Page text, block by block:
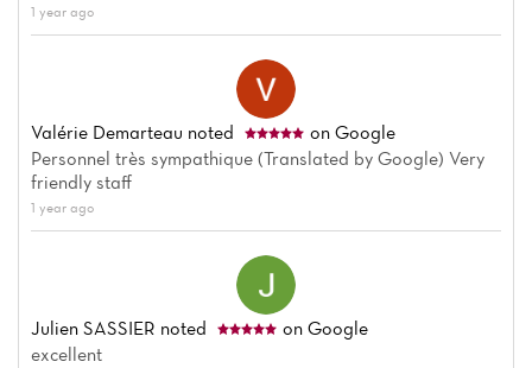
1 year ago
Valérie Demarteau noted
on Google
Personnel très sympathique (Translated by Google) Very
friendly staff
1 year ago
Julien SASSIER noted
on Google
excellent